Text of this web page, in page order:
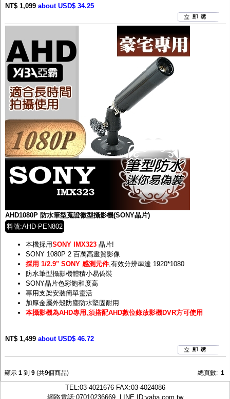
NT$ 1,099 about USD$ 34.25
AHD1080P 防水筆型蒐證微型攝影機(SONY晶片)
料號:AHD-PEN802
本機採用SONY IMX323 晶片!
SONY 1080P 2 百萬高畫質影像
採用 1/2.9" SONY 感測元件,有效分辨率達 1920*1080
防水筆型攝影機體積小易偽裝
SONY晶片色彩飽和度高
專用支架安裝簡單靈活
加厚金屬外殼防塵防水堅固耐用
本攝影機為AHD專用,須搭配AHD數位錄放影機DVR方可使用
NT$ 1,499 about USD$ 46.72
顯示 1 到 9 (共9個商品) 總頁數: 1
TEL:03-4021676FAX:03-4024086
網路電話:07010236669, LINE ID:yaba.com.tw